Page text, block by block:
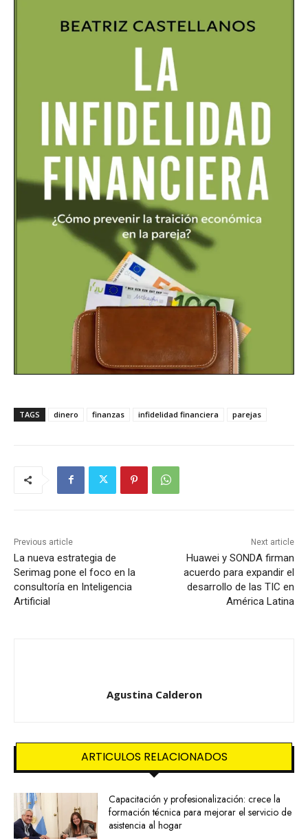
TAGS dinero finanzas infidelidad financiera parejas
Previous article
La nueva estrategia de
Serimag pone el foco en la
consultoría en Inteligencia
Artificial
Next article
Huawei y SONDA firman
acuerdo para expandir el
desarrollo de las TIC en
América Latina
Agustina Calderon
ARTICULOS RELACIONADOS
Capacitación y profesionalización: crece la
formación técnica para mejorar el servicio de
asistencia al hogar